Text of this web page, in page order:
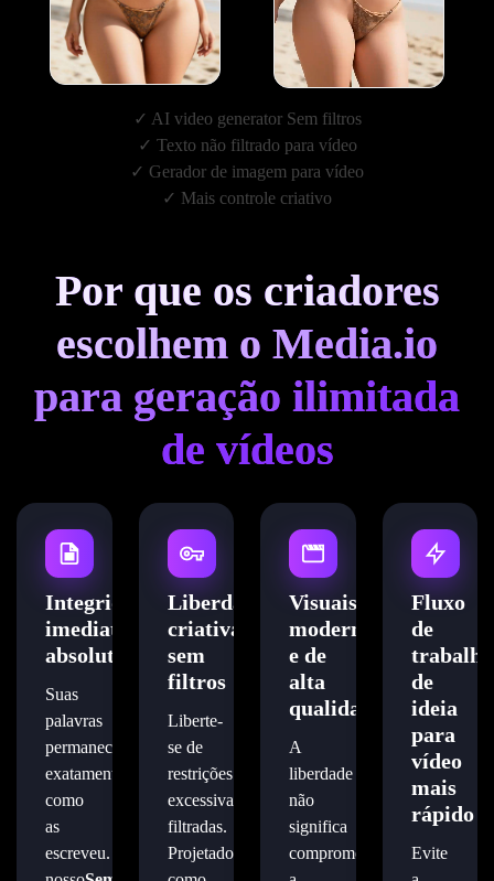
✓ AI video generator Sem filtros
✓ Texto não filtrado para vídeo
✓ Gerador de imagem para vídeo
✓ Mais controle criativo
Por que os criadores
escolhem o Media.io
para geração ilimitada
de vídeos
Integridade
imediata
absoluta
Suas
palavras
permanecem
exatamente
como
as
escreveu.
Liberdade
criativa
sem
filtros
Liberte-
se de
restrições
excessivamente
filtradas.
Projetado
Visuais
modernos
e de
alta
qualidade
A
liberdade
não
significa
comprometer
Fluxo
de
trabalho
de
ideia
para
vídeo
mais
rápido
Evite